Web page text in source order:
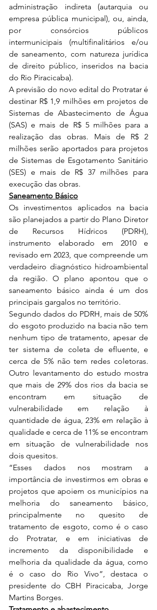
administração indireta (autarquia ou
empresa pública municipal), ou, ainda,
por consórcios públicos
intermunicipais (multifinalitários e/ou
de saneamento, com natureza jurídica
de direito público, inseridos na bacia
do Rio Piracicaba).
A previsão do novo edital do Protratar é
destinar R$ 1,9 milhões em projetos de
Sistemas de Abastecimento de Água
(SAS) e mais de R$ 5 milhões para a
realização das obras. Mais de R$ 2
milhões serão aportados para projetos
de Sistemas de Esgotamento Sanitário
(SES) e mais de R$ 37 milhões para
execução das obras.
Saneamento Básico
Os investimentos aplicados na bacia
são planejados a partir do Plano Diretor
de Recursos Hídricos (PDRH),
instrumento elaborado em 2010 e
revisado em 2023, que compreende um
verdadeiro diagnóstico hidroambiental
da região. O plano apontou que o
saneamento básico ainda é um dos
principais gargalos no território.
Segundo dados do PDRH, mais de 50%
do esgoto produzido na bacia não tem
nenhum tipo de tratamento, apesar de
ter sistema de coleta de efluente, e
cerca de 5% não tem redes coletoras.
Outro levantamento do estudo mostra
que mais de 29% dos rios da bacia se
encontram em situação de
vulnerabilidade em relação à
quantidade de água, 23% em relação à
qualidade e cerca de 11% se encontram
em situação de vulnerabilidade nos
dois quesitos.
“Esses dados nos mostram a
importância de investirmos em obras e
projetos que apoiem os municípios na
melhoria do saneamento básico,
principalmente no quesito de
tratamento de esgoto, como é o caso
do Protratar, e em iniciativas de
incremento da disponibilidade e
melhoria da qualidade da água, como
é o caso do Rio Vivo”, destaca o
presidente do CBH Piracicaba, Jorge
Martins Borges.